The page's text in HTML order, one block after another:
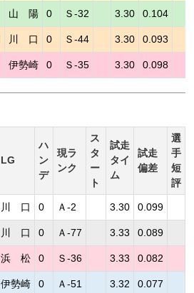
山 陽 0 Ｓ-32 3.30 0.104
川 口 0 Ｓ-44 3.30 0.093
伊勢崎 0 Ｓ-35 3.30 0.098
LG
ハ
ン
デ
現ラ
ンク
ス
タ
ー
ト
試走
タイ
ム
試走
偏差
選
手
短
評
川 口 0 Ａ-2 3.30 0.099
川 口 0 Ａ-77 3.33 0.089
浜 松 0 Ｓ-36 3.33 0.082
伊勢崎 0 Ａ-51 3.32 0.077